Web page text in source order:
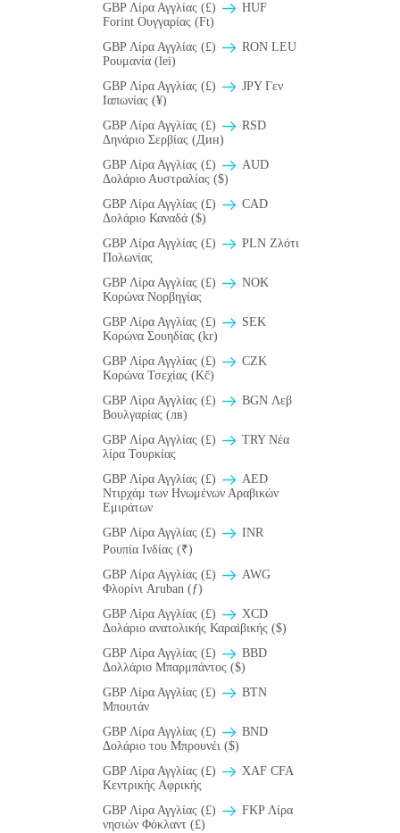
GBP Λίρα Αγγλίας (£)
HUF
Forint Ουγγαρίας (Ft)
GBP Λίρα Αγγλίας (£)
RON LEU
Ρουμανία (lei)
GBP Λίρα Αγγλίας (£)
JPY Γεν
Ιαπωνίας (¥)
GBP Λίρα Αγγλίας (£)
RSD
Δηνάριο Σερβίας (Дин)
GBP Λίρα Αγγλίας (£)
AUD
Δολάριο Αυστραλίας ($)
GBP Λίρα Αγγλίας (£)
CAD
Δολάριο Καναδά ($)
GBP Λίρα Αγγλίας (£)
PLN Ζλότι
Πολωνίας
GBP Λίρα Αγγλίας (£)
NOK
Κορώνα Νορβηγίας
GBP Λίρα Αγγλίας (£)
SEK
Κορώνα Σουηδίας (kr)
GBP Λίρα Αγγλίας (£)
CZK
Κορώνα Τσεχίας (Kč)
GBP Λίρα Αγγλίας (£)
BGN Λεβ
Βουλγαρίας (лв)
GBP Λίρα Αγγλίας (£)
TRY Νέα
λίρα Τουρκίας
GBP Λίρα Αγγλίας (£)
AED
Ντιρχάμ των Ηνωμένων Αραβικών
Εμιράτων
GBP Λίρα Αγγλίας (£)
INR
Ρουπία Ινδίας (₹)
GBP Λίρα Αγγλίας (£)
AWG
Φλορίνι Aruban (ƒ)
GBP Λίρα Αγγλίας (£)
XCD
Δολάριο ανατολικής Καραiβικής ($)
GBP Λίρα Αγγλίας (£)
BBD
Δολλάριο Μπαρμπάντος ($)
GBP Λίρα Αγγλίας (£)
BTN
Μπουτάν
GBP Λίρα Αγγλίας (£)
BND
Δολάριο του Μπρουνέι ($)
GBP Λίρα Αγγλίας (£)
XAF CFA
Κεντρικής Αφρικής
GBP Λίρα Αγγλίας (£)
FKP Λίρα
νησιών Φόκλαντ (£)